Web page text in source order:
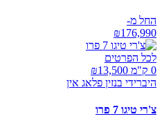
החל מ-
₪176,990
לכל הפרטים
0 ק"מ ₪
13,500
היברידי בנזין פלאג אין
צ'רי טיגו 7 פרו